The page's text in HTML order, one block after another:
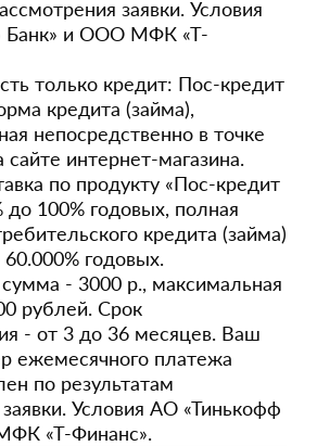
заявки. Условия
Банк» и ООО МФК «Т-
только кредит: Пос-кредит
кредита (займа),
непосредственно в точке
интернет-магазина.
по продукту «Пос-кредит
до 100% годовых, полная
кредита (займа)
годовых.
- 3000 р., максимальная
рублей. Срок
- от 3 до 36 месяцев. Ваш
ежемесячного платежа
по результатам
Условия АО «Тинькофф
«Т-Финанс».